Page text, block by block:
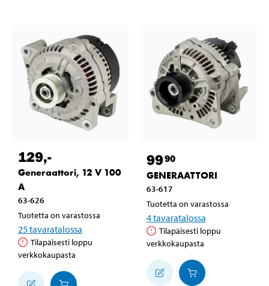
129,-
Generaattori, 12 V 100
A
63-626
Tuotetta on varastossa
25tavaratalossa
Tilapäisesti loppu
verkkokaupasta
9990
GENERAATTORI
63-617
Tuotetta on varastossa
4tavaratalossa
Tilapäisesti loppu
verkkokaupasta